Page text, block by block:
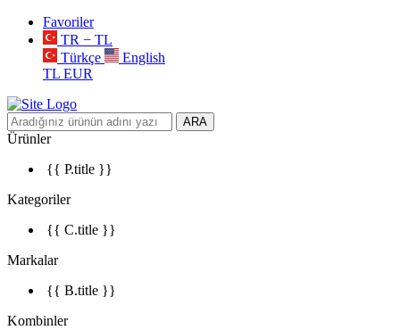
Favoriler
TR − TL
Türkçe
English
TL EUR
ARA
Ürünler
{{ P.title }}
Kategoriler
{{ C.title }}
Markalar
{{ B.title }}
Kombinler